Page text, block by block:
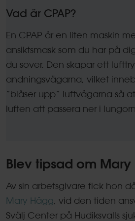
Vad är CPAP?
En CPAP är en liten maskin
ansiktsmask som du har på
du sover. Den skapar ett
andningsvägarna, vilket
”blåser upp” luftvägarna så
luften att passera ner i
Blev tipsad om
Av sin arbetsgivare fick hon
Mary Hägg, vid den tiden
Svälj Center på Hudiksvalls